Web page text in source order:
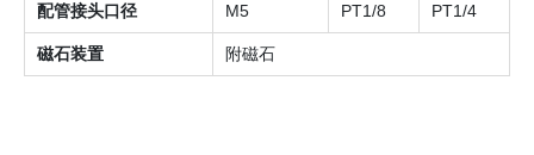
配管接头口径 M5 PT1/8 PT1/4
磁石装置 附磁石